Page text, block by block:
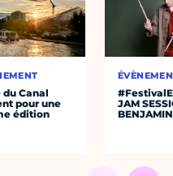
du Canal
pour une
édition
JAM